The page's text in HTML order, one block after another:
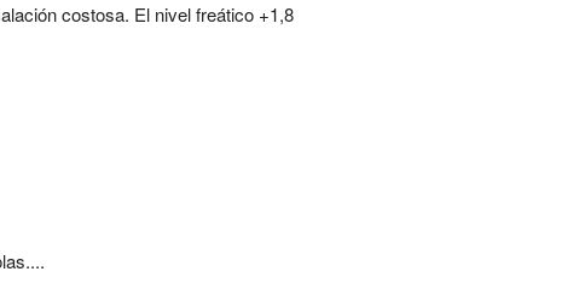
costosa. El nivel freático +1,8